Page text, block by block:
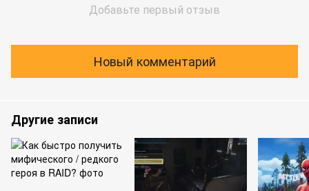
Добавьте первый отзыв
Новый комментарий
Другие записи